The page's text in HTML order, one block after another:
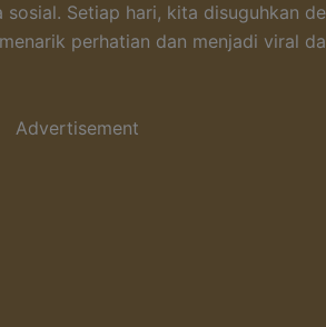
Setiap hari, kita disuguhkan
perhatian dan menjadi viral
Advertisement